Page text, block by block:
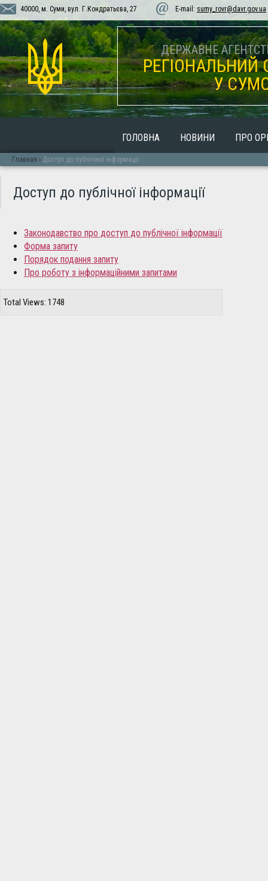
40000, м. Суми, вул. Г.Кондратьєва, 27 E-mail: sumy_rovr@davr.gov.ua
ДЕРЖАВНЕ
РЕГІОНАЛЬНИЙ
У
ГОЛОВНА НОВИНИ ПРО
Главная › Доступ до публічної інформації
Доступ до публічної інформації
Законодавство про доступ до публічної інформації
Форма запиту
Порядок подання запиту
Про роботу з інформаційними запитами
Total Views: 1748